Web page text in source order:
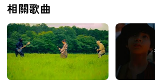
相關歌曲